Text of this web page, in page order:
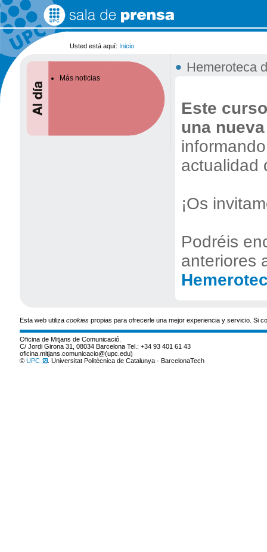
Cambiar
a
contenido.
Saltar
a
navegación
Usted está aquí: Inicio
Más noticias
• Hemeroteca
Este
una
actualidad
¡Os
Podréis
anteriores
Esta web utilizacookies propias para ofrecerle una mejor experiencia y servicio. Si
Oficina de Mitjans de Comunicació.
C/ Jordi Girona 31, 08034 Barcelona Tel.: +34 93 401 61 43
oficina.mitjans.comunicacio@(upc.edu)
©UPC . Universitat Politècnica de Catalunya · BarcelonaTech